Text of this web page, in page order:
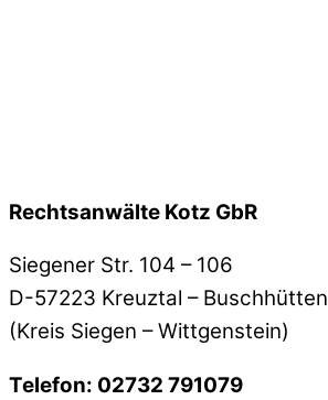
Rechtsanwälte Kotz GbR
Siegener Str. 104 – 106
D-57223 Kreuztal – Buschhütten
(Kreis Siegen – Wittgenstein)
Telefon: 02732 791079